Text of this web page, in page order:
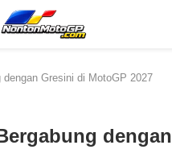
Gresini di MotoGP 2027
dengan